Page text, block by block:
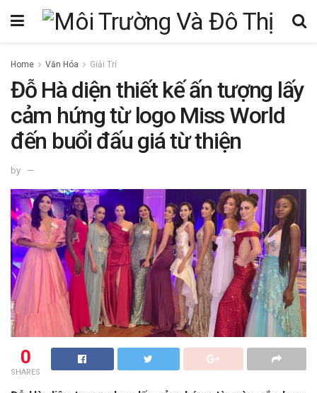
Home Văn Hóa Giải Trí
Đỗ Hà diện thiết kế ấn tượng lấy
cảm hứng từ logo Miss World
đến buổi đấu giá từ thiện
by
0
SHARES